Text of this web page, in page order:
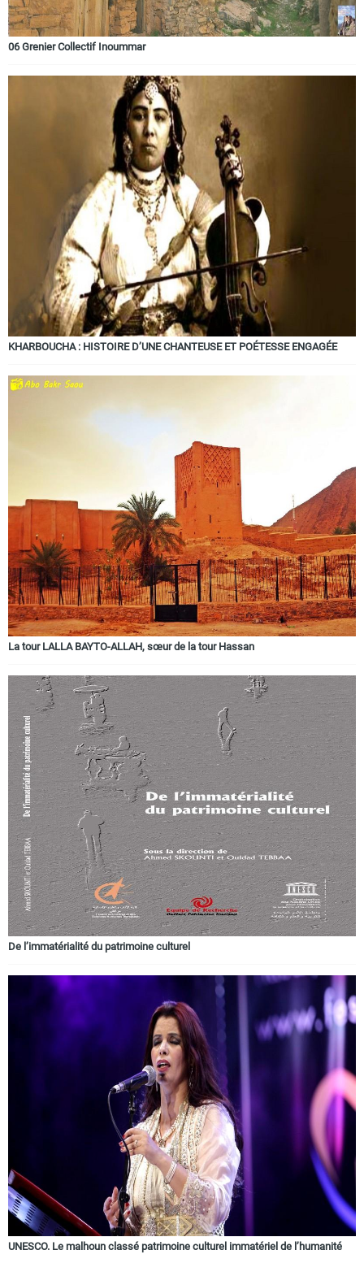
06 Grenier Collectif Inoummar
KHARBOUCHA : HISTOIRE D’UNE CHANTEUSE ET POÉTESSE ENGAGÉE
La tour LALLA BAYTO-ALLAH, sœur de la tour Hassan
De l’immatérialité du patrimoine culturel
UNESCO. Le malhoun classé patrimoine culturel immatériel de l’humanité